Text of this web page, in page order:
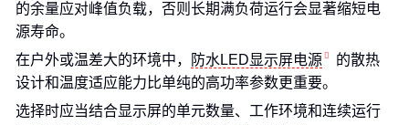
的余量应对峰值负载，否则长期满负荷运行会显著缩短电
源寿命。
在户外或温差大的环境中，
防水LED显示屏电源
的散热
设计和温度适应能力比单纯的高功率参数更重要。
选择时应当结合显示屏的单元数量、工作环境和连续运行